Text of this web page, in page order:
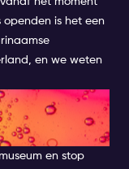
is het een
en we weten
OPDOEN
en stop